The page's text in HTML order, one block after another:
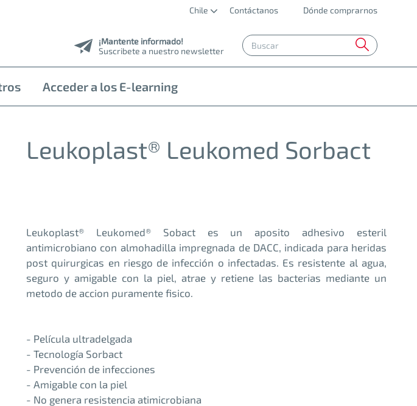
Chile Contáctanos Dónde comprarnos
¡Mantente informado!
Suscribete a nuestro newsletter
Acceder a los E-learning
Leukoplast® Leukomed Sorbact
Leukoplast® Leukomed® Sobact es un aposito adhesivo esteril
antimicrobiano con almohadilla impregnada de DACC, indicada para heridas
post quirurgicas en riesgo de infección o infectadas. Es resistente al agua,
seguro y amigable con la piel, atrae y retiene las bacterias mediante un
metodo de accion puramente fisico.
- Película ultradelgada
- Tecnología Sorbact
- Prevención de infecciones
- Amigable con la piel
- No genera resistencia atimicrobiana